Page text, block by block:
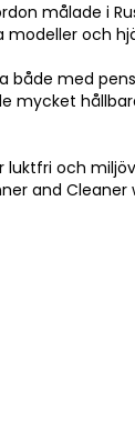
målade i
och
med
mycket
och
and Cleaner